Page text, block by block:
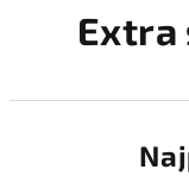
Extra